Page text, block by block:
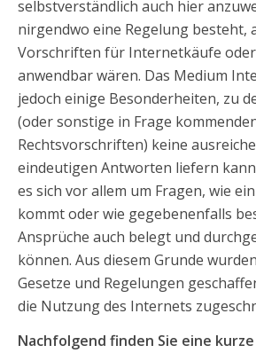
selbstverständlich auch hier
nirgendwo eine Regelung besteht,
Vorschriften für Internetkäufe
anwendbar wären. Das Medium
jedoch einige Besonderheiten, zu
(oder sonstige in Frage
Rechtsvorschriften) keine
eindeutigen Antworten liefern
es sich vor allem um Fragen, wie
kommt oder wie gegebenenfalls
Ansprüche auch belegt und
können. Aus diesem Grunde
Gesetze und Regelungen
die Nutzung des Internets
Nachfolgend finden Sie eine